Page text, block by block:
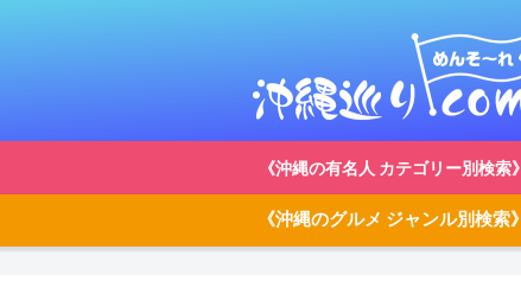
《沖縄の有名人 カテゴリー別検索》
《沖縄のグルメ ジャンル別検索》